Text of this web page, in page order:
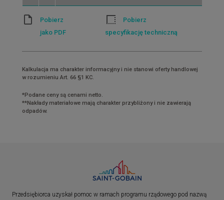
Pobierz
jako PDF
Pobierz
specyfikację techniczną
Kalkulacja ma charakter informacyjny i nie stanowi oferty handlowej
w rozumieniu Art. 66 §1 KC.
*Podane ceny są cenami netto.
**Nakłady materiałowe mają charakter przybliżony i nie zawierają
odpadów.
Przedsiębiorca uzyskał pomoc w ramach programu rządowego pod nazwą